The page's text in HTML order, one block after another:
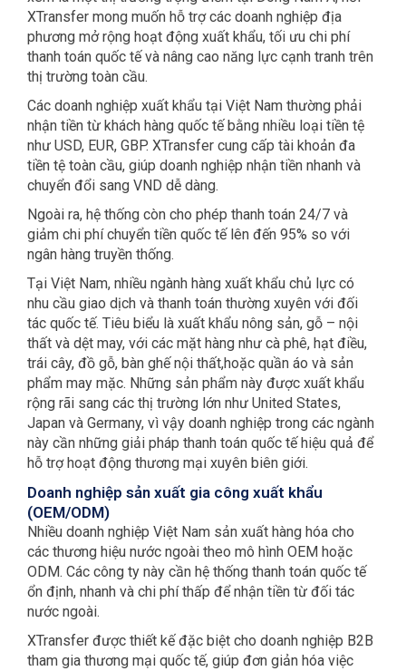
XTransfer mong muốn hỗ trợ các doanh nghiệp địa
phương mở rộng hoạt động xuất khẩu, tối ưu chi phí
thanh toán quốc tế và nâng cao năng lực cạnh tranh trên
thị trường toàn cầu.
Các doanh nghiệp xuất khẩu tại Việt Nam thường phải
nhận tiền từ khách hàng quốc tế bằng nhiều loại tiền tệ
như USD, EUR, GBP. XTransfer cung cấp tài khoản đa
tiền tệ toàn cầu, giúp doanh nghiệp nhận tiền nhanh và
chuyển đổi sang VND dễ dàng.
Ngoài ra, hệ thống còn cho phép thanh toán 24/7 và
giảm chi phí chuyển tiền quốc tế lên đến 95% so với
ngân hàng truyền thống.
Tại Việt Nam, nhiều ngành hàng xuất khẩu chủ lực có
nhu cầu giao dịch và thanh toán thường xuyên với đối
tác quốc tế. Tiêu biểu là xuất khẩu nông sản, gỗ – nội
thất và dệt may, với các mặt hàng như cà phê, hạt điều,
trái cây, đồ gỗ, bàn ghế nội thất,hoặc quần áo và sản
phẩm may mặc. Những sản phẩm này được xuất khẩu
rộng rãi sang các thị trường lớn như United States,
Japan và Germany, vì vậy doanh nghiệp trong các ngành
này cần những giải pháp thanh toán quốc tế hiệu quả để
hỗ trợ hoạt động thương mại xuyên biên giới.
Doanh nghiệp sản xuất gia công xuất khẩu
(OEM/ODM)
Nhiều doanh nghiệp Việt Nam sản xuất hàng hóa cho
các thương hiệu nước ngoài theo mô hình OEM hoặc
ODM. Các công ty này cần hệ thống thanh toán quốc tế
ổn định, nhanh và chi phí thấp để nhận tiền từ đối tác
nước ngoài.
XTransfer được thiết kế đặc biệt cho doanh nghiệp B2B
tham gia thương mại quốc tế, giúp đơn giản hóa việc